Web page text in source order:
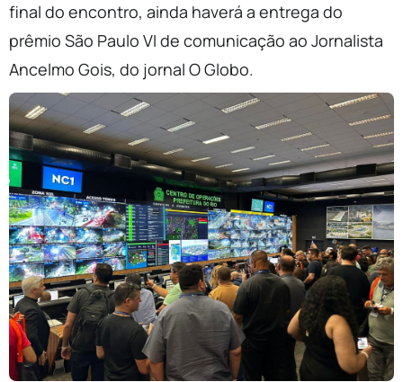
final do encontro, ainda haverá a entrega do
prêmio São Paulo VI de comunicação ao Jornalista
Ancelmo Gois, do jornal O Globo.